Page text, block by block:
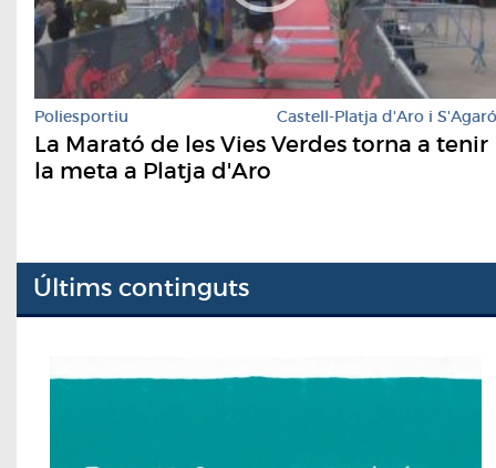
Poliesportiu Castell-Platja d'Aro i S'Agaró
La Marató de les Vies Verdes torna a tenir
la meta a Platja d'Aro
Últims continguts